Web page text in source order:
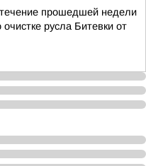
прошедшей недели
русла Битевки от